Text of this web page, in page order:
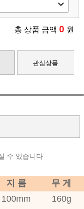
총 상품 금액 0 원
관심상품
수 있습니다
지 름
무 게
100mm
160g